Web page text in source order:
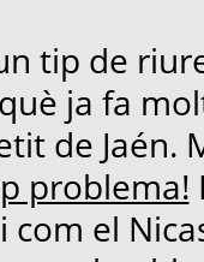
tip de
ja fa
de Jaén.
problema!
com el